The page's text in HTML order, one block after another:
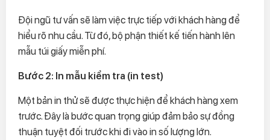
Đội ngũ tư vấn sẽ làm việc trực tiếp với khách hàng để
hiểu rõ nhu cầu. Từ đó, bộ phận thiết kế tiến hành lên
mẫu túi giấy miễn phí.
Bước 2: In mẫu kiểm tra (in test)
Một bản in thử sẽ được thực hiện để khách hàng xem
trước. Đây là bước quan trọng giúp đảm bảo sự đồng
thuận tuyệt đối trước khi đi vào in số lượng lớn.